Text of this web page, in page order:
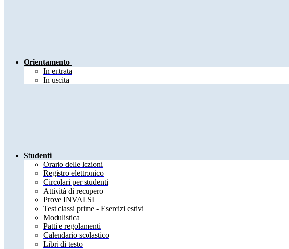
Orientamento
In entrata
In uscita
Studenti
Orario delle lezioni
Registro elettronico
Circolari per studenti
Attività di recupero
Prove INVALSI
Test classi prime - Esercizi estivi
Modulistica
Patti e regolamenti
Calendario scolastico
Libri di testo